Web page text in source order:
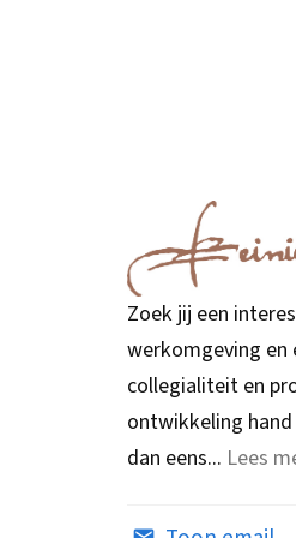
Zoek jij een
werkomgeving en
collegialiteit en
ontwikkeling hand
dan eens... Lees